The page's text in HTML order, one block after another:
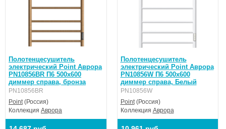
Полотенцесушитель
электрический Point Аврора
PN10856BR П6 500x600
диммер справа, бронза
PN10856BR
Point(Россия)
Коллекция Аврора
Полотенцесушитель
электрический Point Аврора
PN10856W П6 500x600
диммер справа, Белый
PN10856W
Point(Россия)
Коллекция Аврора